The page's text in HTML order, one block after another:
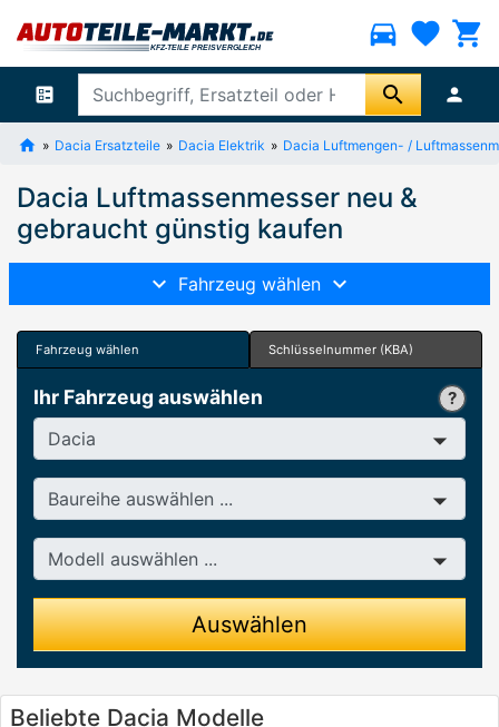
directions_car favorite shopping_cart
ballot search person
Dacia Ersatzteile Dacia Elektrik Dacia Luftmengen- /
Dacia Luftmassenmesser neu &
gebraucht günstig kaufen
Fahrzeug wählen
Fahrzeug wählen Schlüsselnummer (KBA)
Ihr Fahrzeug auswählen
Hersteller
Baureihe
Modell
Auswählen
Beliebte Dacia Modelle